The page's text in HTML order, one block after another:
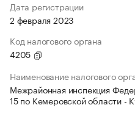
Дата регистрации
2 февраля 2023
Код налогового органа
4205
Наименование налогового
Межрайонная инспекция
15 по Кемеровской области -